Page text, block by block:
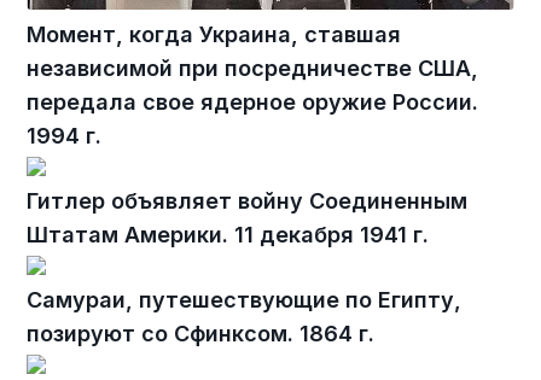
Момент, когда Украина, ставшая
независимой при посредничестве США,
передала свое ядерное оружие России.
1994 г.
Гитлер объявляет войну Соединенным
Штатам Америки. 11 декабря 1941 г.
Самураи, путешествующие по Египту,
позируют со Сфинксом. 1864 г.